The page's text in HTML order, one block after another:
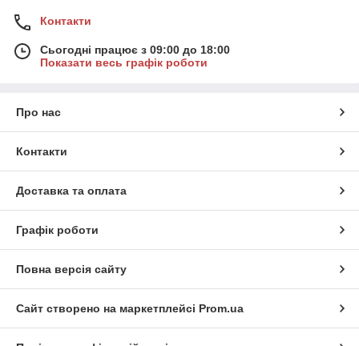
Контакти
Сьогодні працює з 09:00 до 18:00
Показати весь графік роботи
Про нас
Контакти
Доставка та оплата
Графік роботи
Повна версія сайту
Сайт створено на маркетплейсі Prom.ua